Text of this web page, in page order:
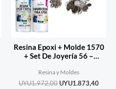
Resina Epoxi + Molde 1570
+ Set De Joyería 56 –
Resina y Moldes
UYU1.972,00UYU1.873,40